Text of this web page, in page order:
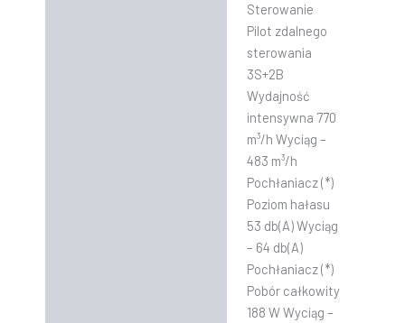
Sterowanie
Pilot zdalnego
sterowania
3S+2B
Wydajność
intensywna 770
m³/h Wyciąg –
483 m³/h
Pochłaniacz (*)
Poziom hałasu
53 db(A) Wyciąg
– 64 db(A)
Pochłaniacz (*)
Pobór całkowity
188 W Wyciąg –